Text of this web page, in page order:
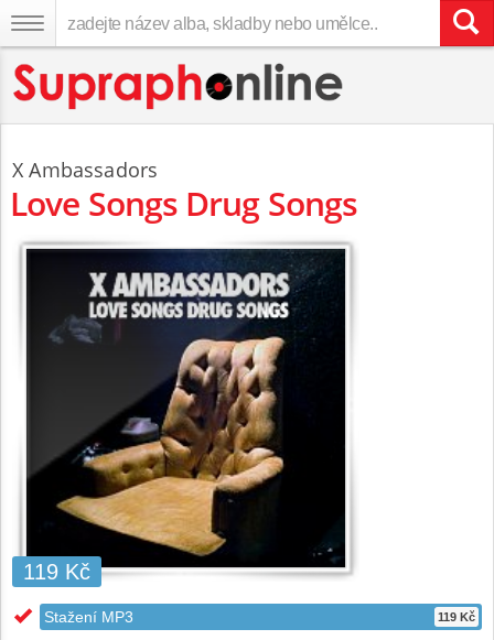
X Ambassadors
Love Songs Drug Songs
119 Kč
Stažení MP3 119 Kč